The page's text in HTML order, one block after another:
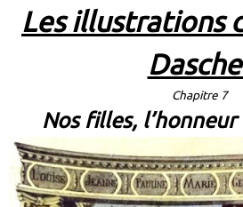
Les illustrations
Chapitre 7
Nos filles, l’honneur